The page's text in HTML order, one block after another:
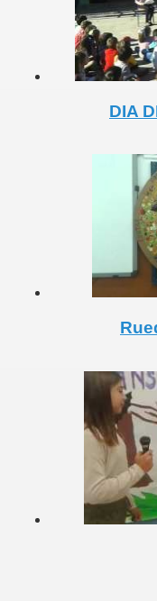
DIA
LAURA ÁLAMO